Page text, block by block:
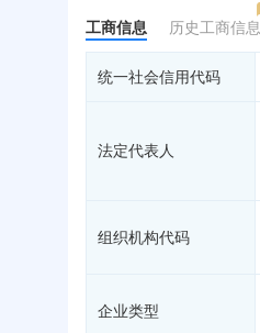
企业年报
工商自主公示
财务数据
工商信息 历史工商信息
统一社会信用代码
法定代表人
组织机构代码
企业类型